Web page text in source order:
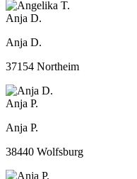
Anja D.
Anja D.
37154 Northeim
Anja P.
Anja P.
38440 Wolfsburg